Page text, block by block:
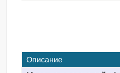
Описание